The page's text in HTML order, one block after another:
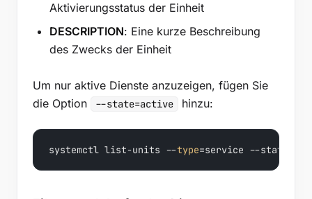
Aktivierungsstatus der Einheit
DESCRIPTION: Eine kurze Beschreibung
des Zwecks der Einheit
Um nur aktive Dienste anzuzeigen, fügen Sie
die Option
--state=active hinzu:
systemctl list-units --type=service --